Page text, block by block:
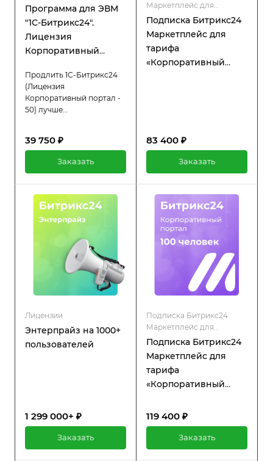
Программа для ЭВМ
"1С-Битрикс24".
Лицензия
Корпоративный
продление)
Продлить 1С-Битрикс24
(Лицензия
Корпоративный портал -
50) лучше
простоев в работе
также регулярную
техническую поддержку и
обновления.
39 750 ₽
Заказать
Маркетплейс для
коробочной версии
Подписка Битрикс24
Маркетплейс для
тарифа
«Корпоративный
83 400 ₽
Заказать
Лицензии
Энтерпрайз на 1000+
пользователей
1 299 000+ ₽
Заказать
Подписка Битрикс24
Маркетплейс для
коробочной версии
Подписка Битрикс24
Маркетплейс для
тарифа
«Корпоративный
пользователей
119 400 ₽
Заказать